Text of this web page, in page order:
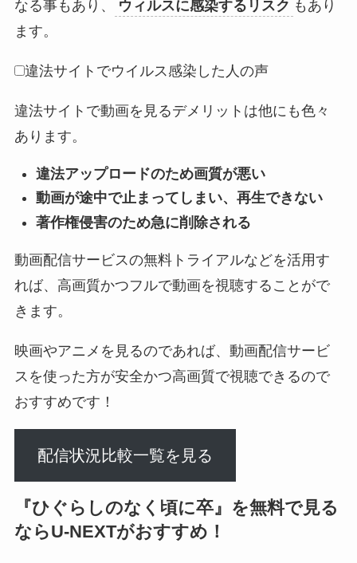
なる事もあり、 ウィルスに感染するリスク もあり
ます。
違法サイトでウイルス感染した人の声
違法サイトで動画を見るデメリットは他にも色々
あります。
違法アップロードのため画質が悪い
動画が途中で止まってしまい、再生できない
著作権侵害のため急に削除される
動画配信サービスの無料トライアルなどを活用す
れば、高画質かつフルで動画を視聴することがで
きます。
映画やアニメを見るのであれば、動画配信サービ
スを使った方が安全かつ高画質で視聴できるので
おすすめです！
配信状況比較一覧を見る
『ひぐらしのなく頃に卒』を無料で見る
ならU-NEXTがおすすめ！